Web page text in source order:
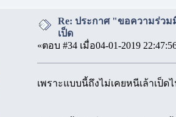
Re: ประกาศ "ขอความร่ว
เป็ด
«ตอบ #34 เมื่อ04-01-2019
เพราะแบบนี้ถึงไม่เคยหนีเล้าเป็ด